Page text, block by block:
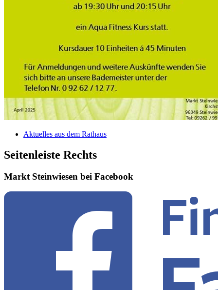
Aktuelles aus dem Rathaus
Seitenleiste Rechts
Markt Steinwiesen bei Facebook